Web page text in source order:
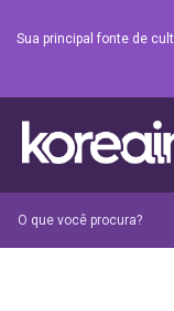
Sua principal fonte de